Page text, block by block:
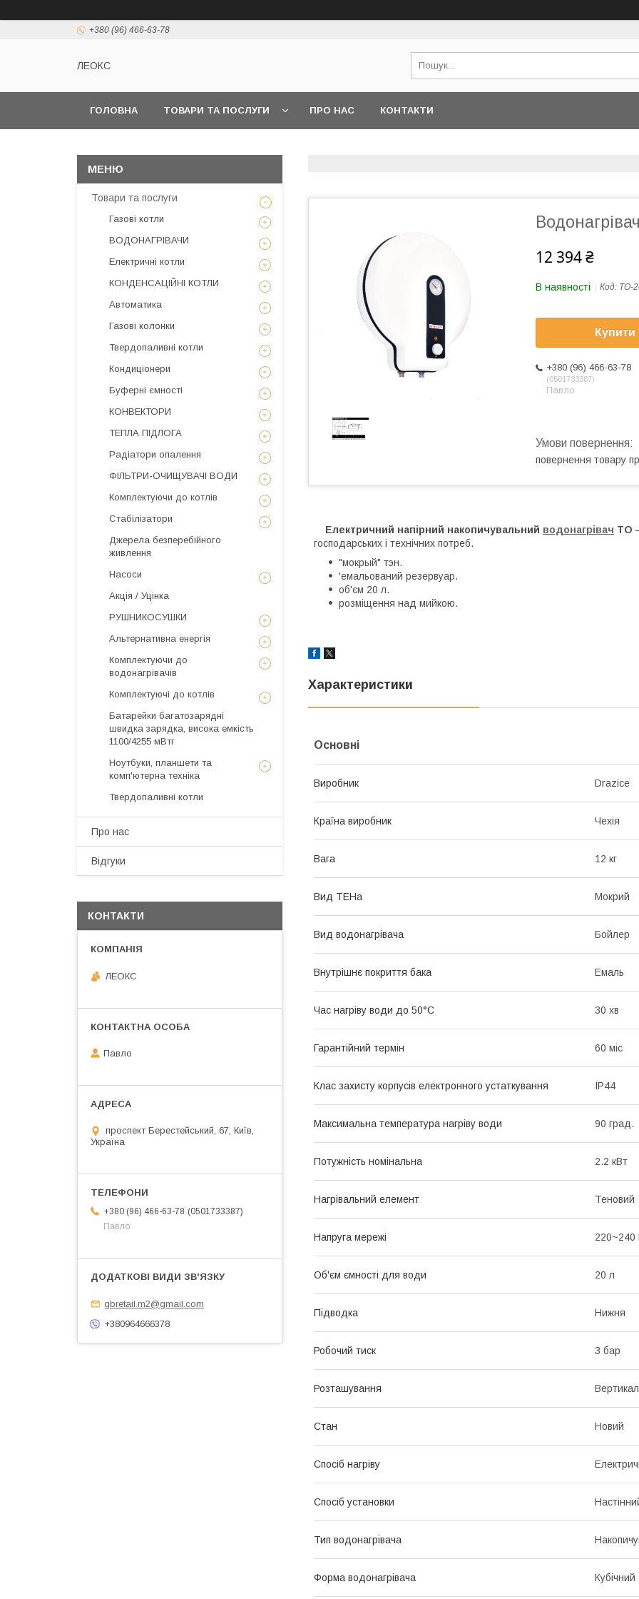
+380 (96) 466-63-78
ЛЕОКС
ГОЛОВНА ТОВАРИ ТА ПОСЛУГИ ПРО НАС КОНТАКТИ
12 394 ₴
В наявності Код: TO-
Купити
+380 (96) 466-63-78
0501733387
Павло
повернення товару
Електричний напірний накопичувальний водонагрівач TO
господарських і технічних потреб.
"мокрый" тэн.
'емальований резервуар.
об'єм 20 л.
розміщення над мийкою.
Характеристики
Основні
Виробник Drazice
Країна виробник Чехія
Вага 12 кг
Вид ТЕНа Мокрий
Вид водонагрівача Бойлер
Внутрішнє покриття бака Емаль
Час нагріву води до 50°С 30 хв
Гарантійний термін 60 міс
Клас захисту корпусів електронного устаткування IP44
Максимальна температура нагріву води 90 град.
Потужність номінальна 2.2 кВт
Нагрівальний елемент Теновий
Напруга мережі 220~240
Об'єм ємності для води 20 л
Підводка Нижня
Робочий тиск 3 бар
Розташування
Стан Новий
Спосіб нагріву
Спосіб установки
Тип водонагрівача
Форма водонагрівача Кубічний
Товари та послуги
Газові котли
ВОДОНАГРІВАЧИ
Електричні котли
КОНДЕНСАЦІЙНІ КОТЛИ
Автоматика
Газові колонки
Твердопаливні котли
Кондиціонери
Буферні ємності
КОНВЕКТОРИ
ТЕПЛА ПІДЛОГА
Радіатори опалення
ФІЛЬТРИ-ОЧИЩУВАЧІ ВОДИ
Комплектуючи до котлів
Стабілізатори
Джерела безперебійного
живлення
Насоси
Акція / Уцінка
РУШНИКОСУШКИ
Альтернативна енергія
Комплектуючи до
водонагрівачів
Комплектуючі до котлів
Батарейки багатозарядні
швидка зарядка, висока емкість
1100/4255 мВтг
Ноутбуки, планшети та
комп'ютерна техніка
Твердопаливні котли
Про нас
Відгуки
КОНТАКТИ
ЛЕОКС
Павло
проспект Берестейський, 67, Київ,
Україна
+380 (96) 466-63-78
0501733387
Павло
gbretail.m2@gmail.com
+380964666378